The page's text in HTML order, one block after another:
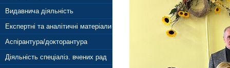
Видавнича діяльність
Експертні та аналітичні матеріали
Аспірантура/докторантура
Діяльність спеціаліз. вчених рад